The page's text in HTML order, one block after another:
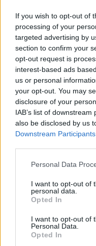
If you wish to opt-out of
processing of your
targeted advertising by
section to confirm your
opt-out request is
interest-based ads
us or personal
your opt-out. You may
disclosure of your
IAB’s list of
also be disclosed by us
Downstream Participants
Personal Data
I want to opt-out of
personal data.
Opted In
I want to opt-out of
Personal Data.
Opted In
Lähes valmis
– koska pilaa
Uutiset
16.5.2024, 9:00